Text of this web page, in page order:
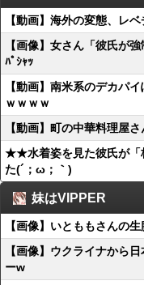
【動画】海外の変態、レ
【画像】女さん「彼氏が
ﾊﾟｼｬｯ
【動画】南米系のデカパ
ｗｗｗｗ
【動画】町の中華料理屋
★★水着姿を見た彼氏が「
た(´；ω；｀)
妹はVIPPER
【画像】いとももさんの
【画像】ウクライナから
ーw